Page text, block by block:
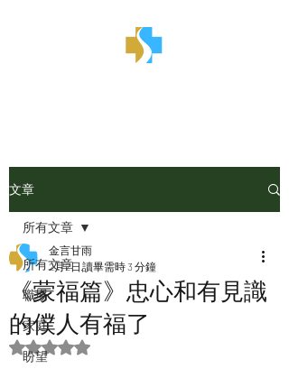
文章
所有文章
職場
家庭
盼望
所有文章
《蒙福篇》忠心和有見識
的僕人有福了
金言甘雨
2月2日 讀畢需時 3 分鐘
評等為 NaN（最高為 5 顆星）。